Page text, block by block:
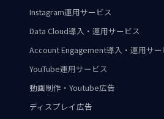
Instagram運用サービス
Data Cloud導入・運用サービス
Account Engagement導入・運用サー
YouTube運用サービス
動画制作・Youtube広告
ディスプレイ広告